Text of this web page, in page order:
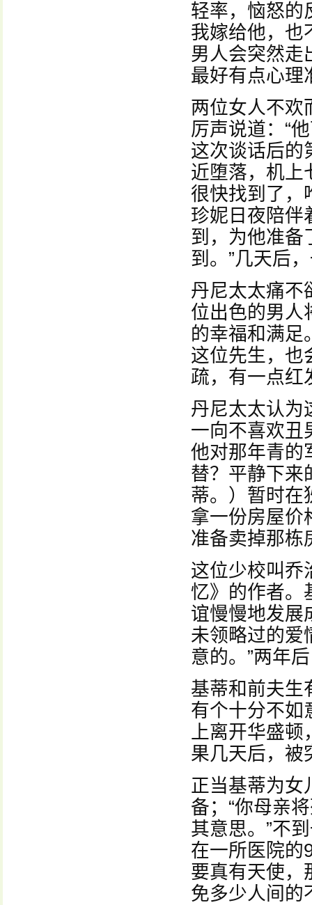
轻率，恼怒的
我嫁给他，也
男人会突然走
最好有点心理
两位女人不欢
厉声说道：“
这次谈话后的
近堕落，机上
很快找到了，
珍妮日夜陪伴
到，为他准备
到。”几天后
丹尼太太痛不
位出色的男人
的幸福和满足
这位先生，也
疏，有一点红
丹尼太太认为
一向不喜欢丑
他对那年青的
替？平静下来
蒂。）暂时在
拿一份房屋价
准备卖掉那栋
这位少校叫乔
忆》的作者。
谊慢慢地发展
未领略过的爱
意的。”两年
基蒂和前夫生
有个十分不如
上离开华盛顿
果几天后，被
正当基蒂为女
备；“你母亲
其意思。”不
在一所医院的
要真有天使，
免多少人间的